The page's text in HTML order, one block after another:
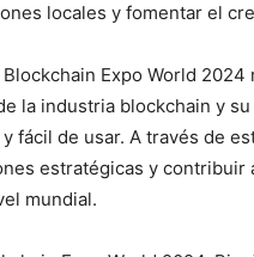
locales y fomentar el
Expo World
la industria blockchain y
fácil de usar. A través de
estratégicas y
mundial.